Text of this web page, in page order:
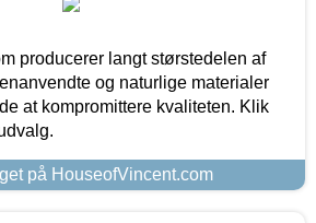
producerer langt størstedelen af
og naturlige materialer
at kompromittere kvaliteten. Klik
på HouseofVincent.com